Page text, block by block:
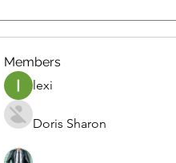
Members
lexi
Doris Sharon